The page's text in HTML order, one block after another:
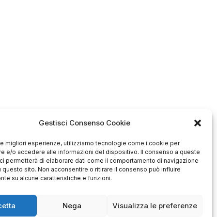
Gestisci Consenso Cookie
migliori esperienze, utilizziamo tecnologie come i cookie per
e/o accedere alle informazioni del dispositivo. Il consenso a queste
permetterà di elaborare dati come il comportamento di navigazione
questo sito. Non acconsentire o ritirare il consenso può influire
su alcune caratteristiche e funzioni.
Nega Visualizza le preferenze